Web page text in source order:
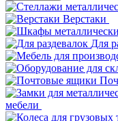
Верстаки
Для
мебели